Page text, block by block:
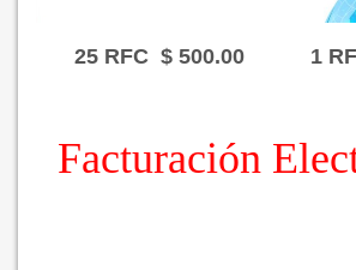
25 RFC $ 500.00 1
Facturación